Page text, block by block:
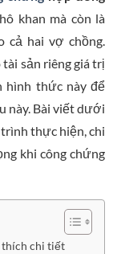
khan mà còn là
cả hai vợ chồng.
sản riêng giá trị
hình thức này để
này. Bài viết dưới
thực hiện, chi
khi công chứng
thích chi tiết